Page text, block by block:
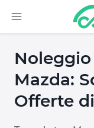
Mazda:
Offerte